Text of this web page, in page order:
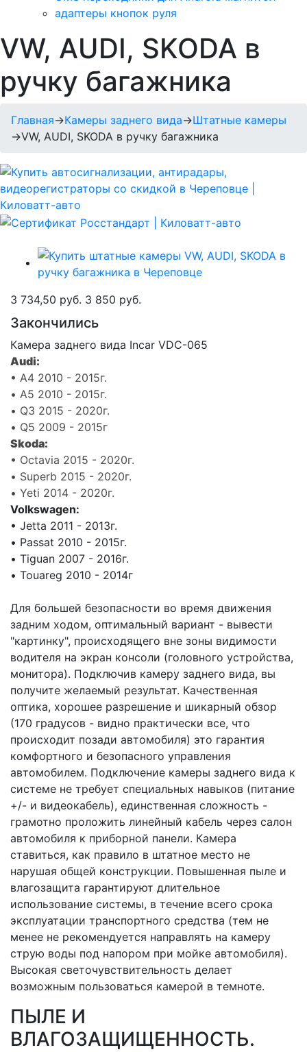
адаптеры кнопок руля
VW, AUDI, SKODA в
ручку багажника
Главная→Камеры заднего вида→Штатные камеры
→VW, AUDI, SKODA в ручку багажника
3 734,50 руб. 3 850 руб.
Закончились
Камера заднего вида Incar VDC-065
Audi:
• A4 2010 - 2015г.
• A5 2010 - 2015г.
• Q3 2015 - 2020г.
• Q5 2009 - 2015г
Skoda:
• Octavia 2015 - 2020г.
• Superb 2015 - 2020г.
• Yeti 2014 - 2020г.
Volkswagen:
• Jetta 2011 - 2013г.
• Passat 2010 - 2015г.
• Tiguan 2007 - 2016г.
• Touareg 2010 - 2014г
Для большей безопасности во время движения
задним ходом, оптимальный вариант - вывести
"картинку", происходящего вне зоны видимости
водителя на экран консоли (головного устройства,
монитора). Подключив камеру заднего вида, вы
получите желаемый результат. Качественная
оптика, хорошее разрешение и шикарный обзор
(170 градусов - видно практически все, что
происходит позади автомобиля) это гарантия
комфортного и безопасного управления
автомобилем. Подключение камеры заднего вида к
системе не требует специальных навыков (питание
+/- и видеокабель), единственная сложность -
грамотно проложить линейный кабель через салон
автомобиля к приборной панели. Камера
ставиться, как правило в штатное место не
нарушая общей конструкции. Повышенная пыле и
влагозащита гарантируют длительное
использование системы, в течение всего срока
эксплуатации транспортного средства (тем не
менее не рекомендуется направлять на камеру
струю воды под напором при мойке автомобиля).
Высокая светочувствительность делает
возможным пользоваться камерой в темноте.
ПЫЛЕ И
ВЛАГОЗАЩИЩЕННОСТЬ.